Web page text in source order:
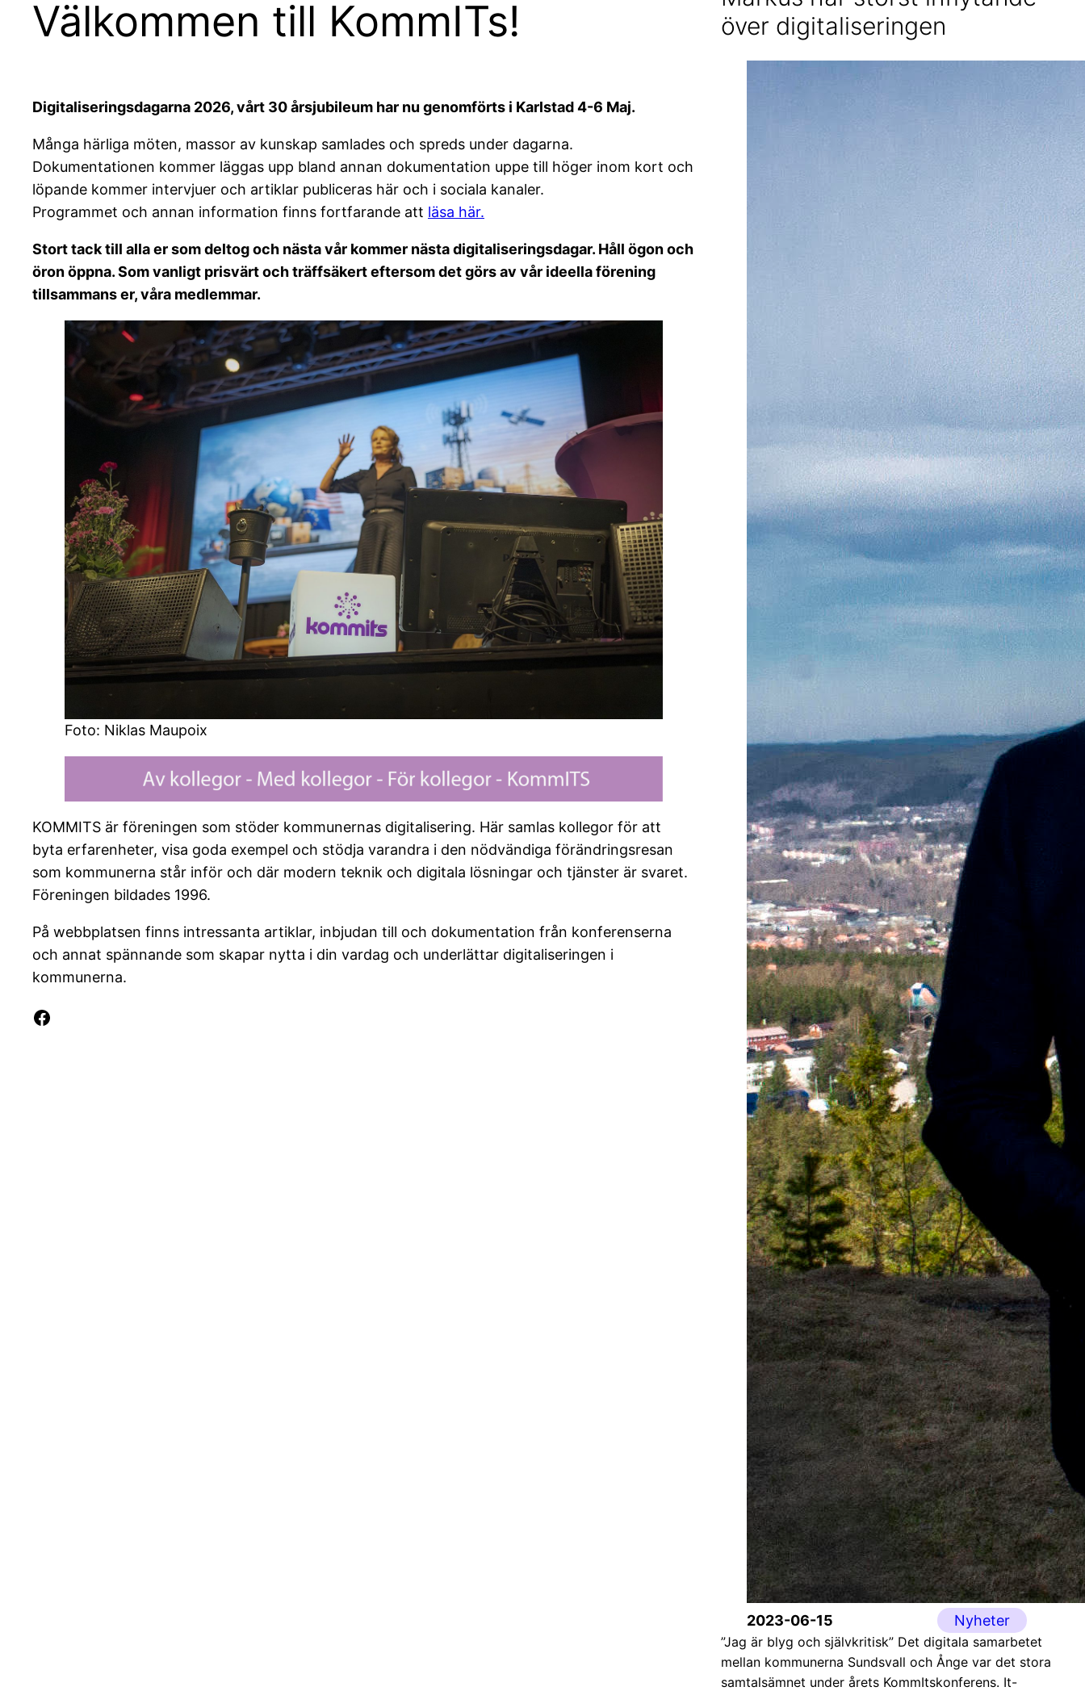
Välkommen till KommITs!
Digitaliseringsdagarna 2026, vårt 30 årsjubileum har nu genomförts i Karlstad 4-6 Maj.
Många härliga möten, massor av kunskap samlades och spreds under dagarna.
Dokumentationen kommer läggas upp bland annan dokumentation uppe till höger inom kort och
löpande kommer intervjuer och artiklar publiceras här och i sociala kanaler.
Programmet och annan information finns fortfarande att läsa här.
Stort tack till alla er som deltog och nästa vår kommer nästa digitaliseringsdagar. Håll ögon och
öron öppna.Som vanligt prisvärt och träffsäkert eftersom det görs av vår ideella förening
tillsammans er, våra medlemmar.
Foto: Niklas Maupoix
KOMMITS är föreningen som stöder kommunernas digitalisering. Här samlas kollegor för att
byta erfarenheter, visa goda exempel och stödja varandra i den nödvändiga förändringsresan
som kommunerna står inför och där modern teknik och digitala lösningar och tjänster är svaret.
Föreningen bildades 1996.
På webbplatsen finns intressanta artiklar, inbjudan till och dokumentation från konferenserna
och annat spännande som skapar nytta i din vardag och underlättar digitaliseringen i
kommunerna.
Facebook
över digitaliseringen
2023-06-15 Nyheter
”Jag är blyg och självkritisk” Det digitala samarbetet
mellan kommunerna Sundsvall och Ånge var det stora
samtalsämnet under årets KommItskonferens. It-